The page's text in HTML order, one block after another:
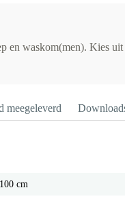
en waskom(men). Kies
meegeleverd
100 cm